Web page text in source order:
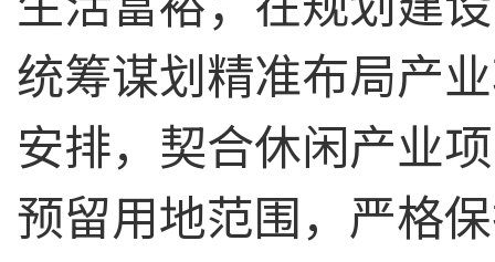
统筹谋划精准布局产
安排，契合休闲产业
预留用地范围，严格